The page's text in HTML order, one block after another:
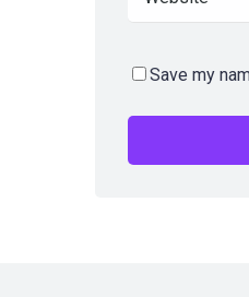
Save my